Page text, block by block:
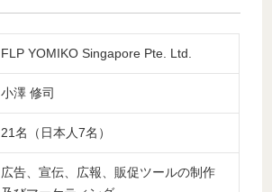
FLP YOMIKO Singapore Pte. Ltd.
小澤 修司
21名（日本人7名）
広告、宣伝、広報、販促ツールの制作